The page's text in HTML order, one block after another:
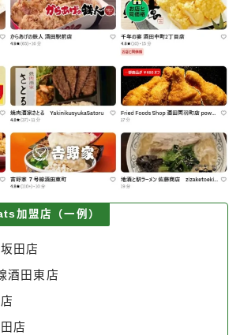
加盟店（一例）
田店
酒田東店
店